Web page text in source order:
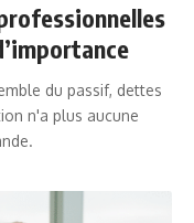
du passif, dettes
n'a plus aucune